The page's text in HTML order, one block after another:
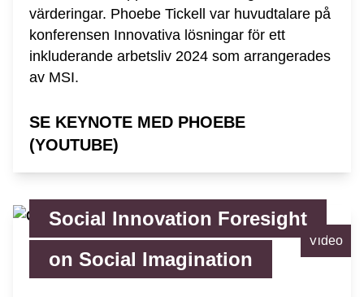
värderingar. Phoebe Tickell var huvudtalare på
konferensen Innovativa lösningar för ett
inkluderande arbetsliv 2024 som arrangerades
av MSI.
SE KEYNOTE MED PHOEBE
(YOUTUBE)
Video
Social Innovation Foresight
on Social Imagination